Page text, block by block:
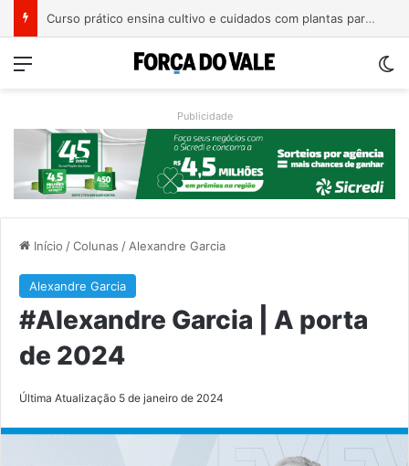
Curso prático ensina cultivo e cuidados com plantas para ambientes internos em Roca Sales
Menu
Publicidade
Início /Colunas / Alexandre Garcia
Alexandre Garcia
#Alexandre Garcia | A porta
de 2024
Última Atualização 5 de janeiro de 2024